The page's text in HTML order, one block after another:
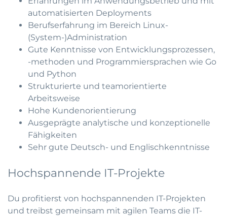
automatisierten Deployments
Berufserfahrung im Bereich Linux-
(System-)Administration
Gute Kenntnisse von Entwicklungsprozessen,
-methoden und Programmiersprachen wie Go
und Python
Strukturierte und teamorientierte
Arbeitsweise
Hohe Kundenorientierung
Ausgeprägte analytische und konzeptionelle
Fähigkeiten
Sehr gute Deutsch- und Englischkenntnisse
Hochspannende IT-Projekte
Du profitierst von hochspannenden IT-Projekten
und treibst gemeinsam mit agilen Teams die IT-